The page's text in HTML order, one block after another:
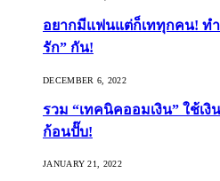
อยากมีแฟนแต่ก็เททุกคน! ท
รัก” กัน!
DECEMBER 6, 2022
รวม “เทคนิคออมเงิน” ใช้เงิ
ก้อนปั๊บ!
JANUARY 21, 2022